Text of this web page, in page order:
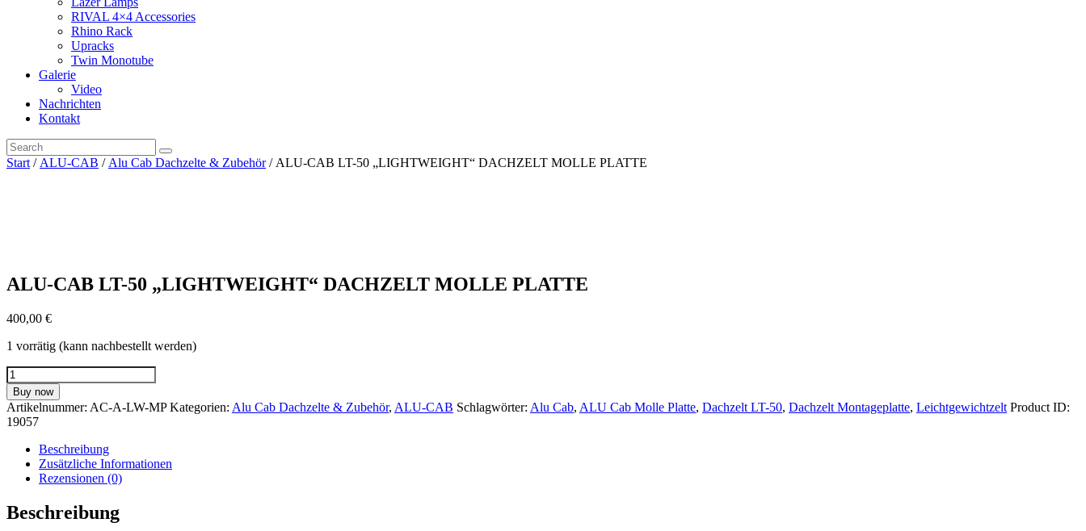
RIVAL 4×4 Accessories
Rhino Rack
Upracks
Twin Monotube
Galerie
Video
Nachrichten
Kontakt
Start / ALU-CAB / Alu Cab Dachzelte & Zubehör/ ALU-CAB LT-50 „LIGHTWEIGHT“ DACHZELT MOLLE PLATTE
ALU-CAB LT-50 „LIGHTWEIGHT“ DACHZELT MOLLE PLATTE
400,00 €
1 vorrätig (kann nachbestellt werden)
ALU-
CAB
LT-
50
"LIGHTWEIGHT"
DACHZELT
MOLLE
PLATTE
Menge
Buy now
Artikelnummer: AC-A-LW-MP Kategorien: Alu Cab Dachzelte & Zubehör, ALU-CAB Schlagwörter: Alu Cab, ALU Cab Molle Platte, Dachzelt LT-50, Dachzelt Montageplatte, Leichtgewichtzelt Product ID:
19057
Beschreibung
Zusätzliche Informationen
Rezensionen (0)
Beschreibung